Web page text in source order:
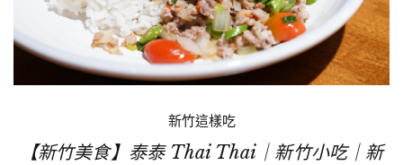
新竹這樣吃
【新竹美食】泰泰 Thai Thai｜新竹小吃｜新